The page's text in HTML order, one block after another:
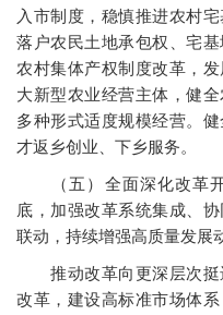
入市制度，稳慎推进农村
落户农民土地承包权、宅
农村集体产权制度改革，
大新型农业经营主体，健
多种形式适度规模经营。
才返乡创业、下乡服务。
（五）全面深化改革开
底，加强改革系统集成、
联动，持续增强高质量发展
推动改革向更深层次挺
改革，建设高标准市场体